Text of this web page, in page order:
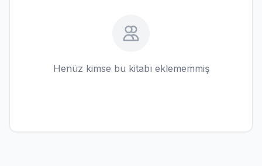
Henüz kimse bu kitabı eklememmiş